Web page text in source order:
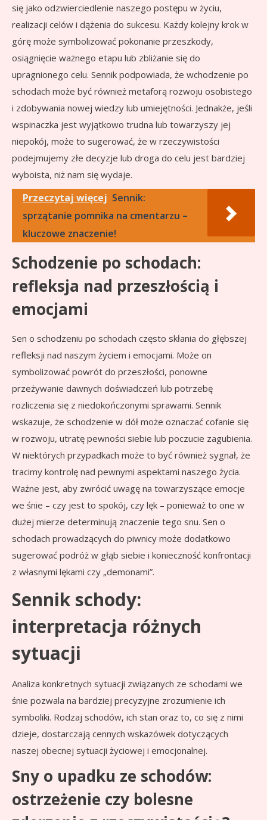
się jako odzwierciedlenie naszego postępu w życiu,
realizacji celów i dążenia do sukcesu. Każdy kolejny krok w
górę może symbolizować pokonanie przeszkody,
osiągnięcie ważnego etapu lub zbliżanie się do
upragnionego celu. Sennik podpowiada, że wchodzenie po
schodach może być również metaforą rozwoju osobistego
i zdobywania nowej wiedzy lub umiejętności. Jednakże, jeśli
wspinaczka jest wyjątkowo trudna lub towarzyszy jej
niepokój, może to sugerować, że w rzeczywistości
podejmujemy złe decyzje lub droga do celu jest bardziej
wyboista, niż nam się wydaje.
Przeczytaj więcej Sennik:
sprzątanie pomnika na cmentarzu –
kluczowe znaczenie!
Schodzenie po schodach:
refleksja nad przeszłością i
emocjami
Sen o schodzeniu po schodach często skłania do głębszej
refleksji nad naszym życiem i emocjami. Może on
symbolizować powrót do przeszłości, ponowne
przeżywanie dawnych doświadczeń lub potrzebę
rozliczenia się z niedokończonymi sprawami. Sennik
wskazuje, że schodzenie w dół może oznaczać cofanie się
w rozwoju, utratę pewności siebie lub poczucie zagubienia.
W niektórych przypadkach może to być również sygnał, że
tracimy kontrolę nad pewnymi aspektami naszego życia.
Ważne jest, aby zwrócić uwagę na towarzyszące emocje
we śnie – czy jest to spokój, czy lęk – ponieważ to one w
dużej mierze determinują znaczenie tego snu. Sen o
schodach prowadzących do piwnicy może dodatkowo
sugerować podróż w głąb siebie i konieczność konfrontacji
z własnymi lękami czy „demonami”.
Sennik schody:
interpretacja różnych
sytuacji
Analiza konkretnych sytuacji związanych ze schodami we
śnie pozwala na bardziej precyzyjne zrozumienie ich
symboliki. Rodzaj schodów, ich stan oraz to, co się z nimi
dzieje, dostarczają cennych wskazówek dotyczących
naszej obecnej sytuacji życiowej i emocjonalnej.
Sny o upadku ze schodów:
ostrzeżenie czy bolesne